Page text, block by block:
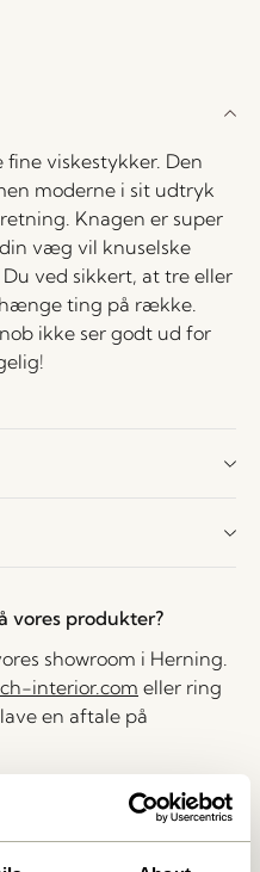
viskestykker. Den
moderne i sit udtryk
Knagen er super
væg vil knuselske
ved sikkert, at tre eller
ting på række.
ikke ser godt ud for
vores produkter?
showroom i Herning.
interior.com eller ring
en aftale på